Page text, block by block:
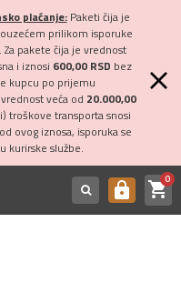
plaćanje:Paketi čija je
prilikom isporuke
pakete čija je vrednost
i iznosi 600,00 RSD bez
kupcu po prijemu
veća od 20.000,00
troškove transporta snosi
ovog iznosa, isporuka se
kurirske službe.
https shopping_cart0